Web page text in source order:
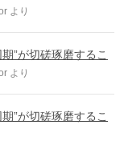
より
”が切磋琢磨するこ
より
”が切磋琢磨するこ